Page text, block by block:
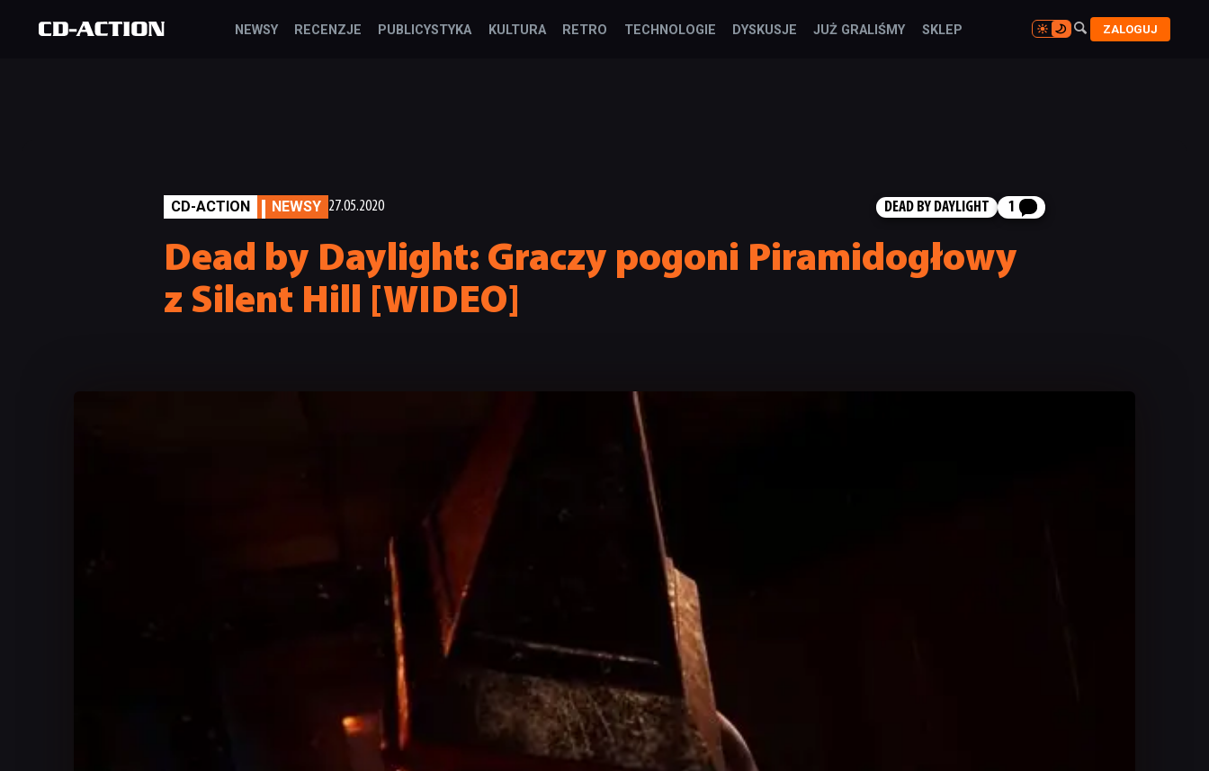
NEWSY RECENZJE PUBLICYSTYKA KULTURA RETRO TECHNOLOGIE DYSKUSJE JUŻ GRALIŚMY SKLEP 
 ZALOGUJ
CD-ACTION NEWSY 27.05.2020 DEAD BY DAYLIGHT 1
Dead by Daylight: Graczy pogoni Piramidogłowy
z Silent Hill [WIDEO]